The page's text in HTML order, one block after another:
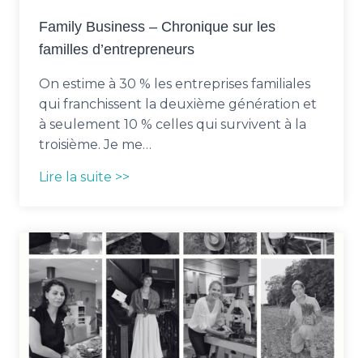
Family Business – Chronique sur les
familles d’entrepreneurs
On estime à 30 % les entreprises familiales
qui franchissent la deuxième génération et
à seulement 10 % celles qui survivent à la
troisième. Je me…
Lire la suite >>